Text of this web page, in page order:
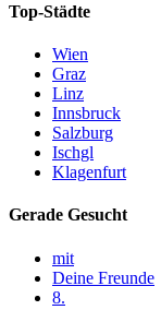
Top-Städte
Wien
Graz
Linz
Innsbruck
Salzburg
Ischgl
Klagenfurt
Gerade Gesucht
mit
Deine Freunde
8.